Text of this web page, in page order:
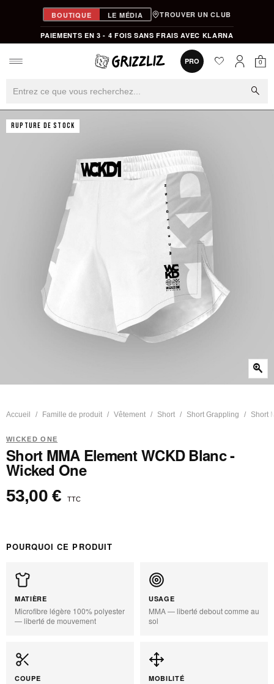
BOUTIQUE LE MÉDIA TROUVER UN CLUB
PAIEMENTS EN 3 - 4 FOIS SANS FRAIS AVEC KLARNA
PRO favorite0
0
search
RUPTURE DE STOCK
zoom_in
Accueil Famille de produit Vêtement Short Short Grappling Short
WICKED ONE
Short MMA Element WCKD Blanc -
Wicked One
53,00 € TTC
POURQUOI CE PRODUIT
MATIÈRE
Microfibre légère 100% polyester
— liberté de mouvement
USAGE
MMA — liberté debout comme au
sol
COUPE MOBILITÉ